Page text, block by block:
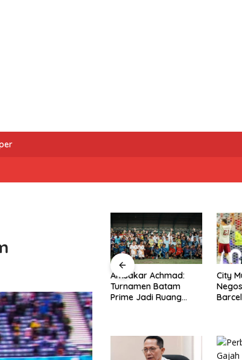
Villa 2-1
Amsakar Achmad:
Turnamen Batam
Prime Jadi Ruang
City